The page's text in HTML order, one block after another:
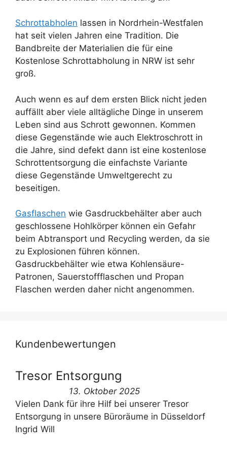
Schrottabholen lassen in Nordrhein-Westfalen
hat seit vielen Jahren eine Tradition. Die
Bandbreite der Materialien die für eine
Kostenlose Schrottabholung in NRW ist sehr
groß.
Auch wenn es auf dem ersten Blick nicht jeden
auffällt aber viele alltägliche Dinge in unserem
Leben sind aus Schrott gewonnen. Kommen
diese Gegenstände wie auch Elektroschrott in
die Jahre, sind defekt dann ist eine kostenlose
Schrottentsorgung die einfachste Variante
diese Gegenstände Umweltgerecht zu
beseitigen.
Gasflaschen wie Gasdruckbehälter aber auch
geschlossene Hohlkörper können ein Gefahr
beim Abtransport und Recycling werden, da sie
zu Explosionen führen können.
Gasdruckbehälter wie etwa Kohlensäure-
Patronen, Sauerstoffflaschen und Propan
Flaschen werden daher nicht angenommen.
Kundenbewertungen
Tresor Entsorgung
13. Oktober 2025
Vielen Dank für ihre Hilf bei unserer Tresor
Entsorgung in unsere Büroräume in Düsseldorf
Ingrid Will